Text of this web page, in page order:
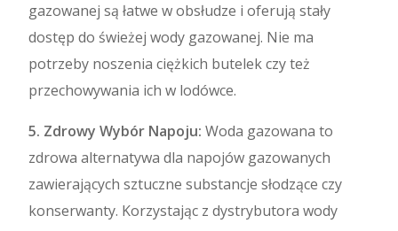
gazowanej są łatwe w obsłudze i oferują stały
dostęp do świeżej wody gazowanej. Nie ma
potrzeby noszenia ciężkich butelek czy też
przechowywania ich w lodówce.
5. Zdrowy Wybór Napoju: Woda gazowana to
zdrowa alternatywa dla napojów gazowanych
zawierających sztuczne substancje słodzące czy
konserwanty. Korzystając z dystrybutora wody